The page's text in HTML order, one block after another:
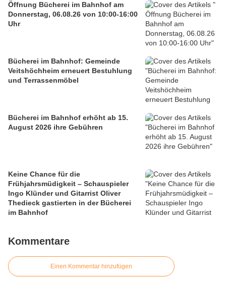
Öffnung Bücherei im Bahnhof am
Donnerstag, 06.08.26 von 10:00-16:00
Uhr
Bücherei im Bahnhof: Gemeinde
Veitshöchheim erneuert Bestuhlung
und Terrassenmöbel
Bücherei im Bahnhof erhöht ab 15.
August 2026 ihre Gebühren
Keine Chance für die
Frühjahrsmüdigkeit – Schauspieler
Ingo Klünder und Gitarrist Oliver
Thedieck gastierten in der Bücherei
im Bahnhof
Kommentare
Einen Kommentar hinzufügen